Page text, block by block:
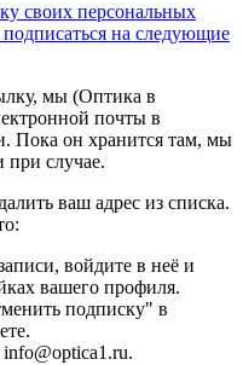
своих персональных
подписаться на следующие
мы (Оптика в
почты в
Пока он хранится там, мы
при случае.
ваш адрес из списка.
войдите в неё и
вашего профиля.
подписку" в